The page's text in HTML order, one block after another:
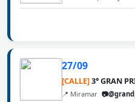
27/09
[CALLE]3° GRAN
📍 Miramar